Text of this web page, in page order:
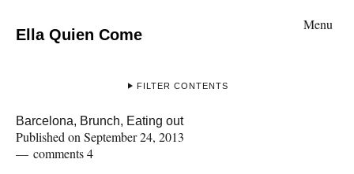
Ella Quien Come
Menu
FILTER CONTENTS
Barcelona, Brunch, Eating out
Published on September 24, 2013
comments 4